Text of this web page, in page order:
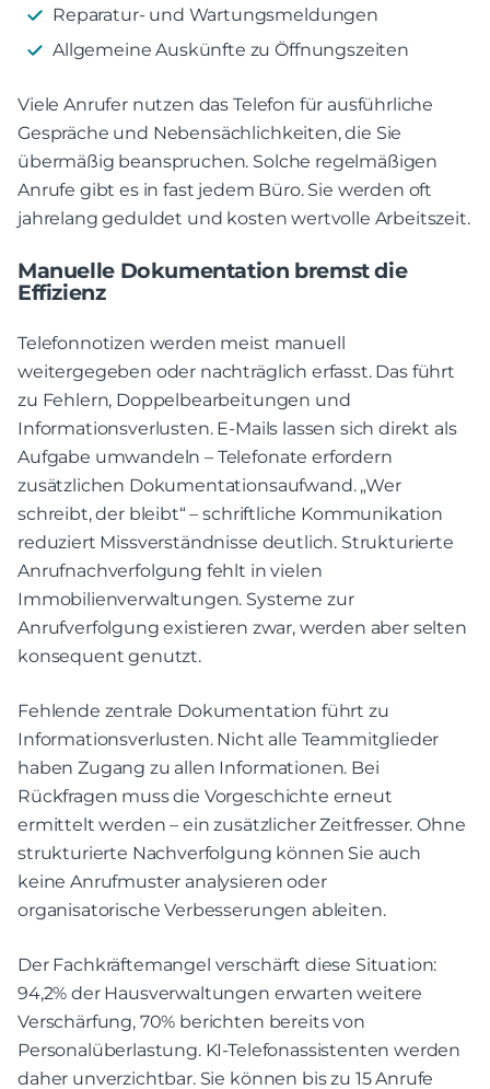
Reparatur- und Wartungsmeldungen
Allgemeine Auskünfte zu Öffnungszeiten
Viele Anrufer nutzen das Telefon für ausführliche
Gespräche und Nebensächlichkeiten, die Sie
übermäßig beanspruchen. Solche regelmäßigen
Anrufe gibt es in fast jedem Büro. Sie werden oft
jahrelang geduldet und kosten wertvolle Arbeitszeit.
Manuelle Dokumentation bremst die
Effizienz
Telefonnotizen werden meist manuell
weitergegeben oder nachträglich erfasst. Das führt
zu Fehlern, Doppelbearbeitungen und
Informationsverlusten. E-Mails lassen sich direkt als
Aufgabe umwandeln – Telefonate erfordern
zusätzlichen Dokumentationsaufwand. „Wer
schreibt, der bleibt“ – schriftliche Kommunikation
reduziert Missverständnisse deutlich. Strukturierte
Anrufnachverfolgung fehlt in vielen
Immobilienverwaltungen. Systeme zur
Anrufverfolgung existieren zwar, werden aber selten
konsequent genutzt.
Fehlende zentrale Dokumentation führt zu
Informationsverlusten. Nicht alle Teammitglieder
haben Zugang zu allen Informationen. Bei
Rückfragen muss die Vorgeschichte erneut
ermittelt werden – ein zusätzlicher Zeitfresser. Ohne
strukturierte Nachverfolgung können Sie auch
keine Anrufmuster analysieren oder
organisatorische Verbesserungen ableiten.
Der Fachkräftemangel verschärft diese Situation:
94,2% der Hausverwaltungen erwarten weitere
Verschärfung, 70% berichten bereits von
Personalüberlastung. KI-Telefonassistenten werden
daher unverzichtbar. Sie können bis zu 15 Anrufe